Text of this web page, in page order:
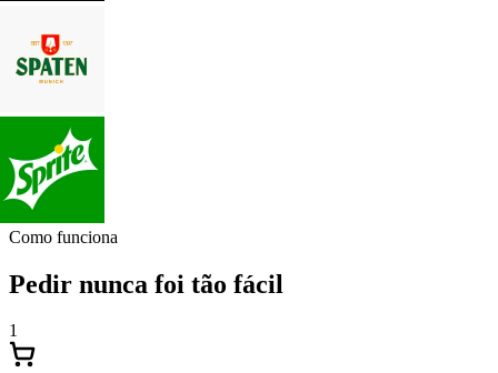
Como funciona
Pedir nunca foi tão fácil
1